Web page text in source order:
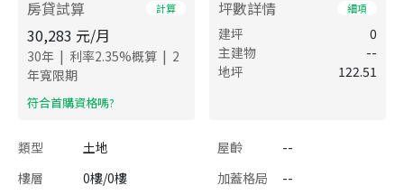
房貸試算 計算
30,283 元/月
30年 | 利率2.35%概算 | 2
年寬限期
​符合首購資格嗎?
坪數詳情 細項
建坪
0
主建物
--
地坪
122.51
類型 土地 屋齡
--
樓層
0樓/0樓 加蓋格局
--